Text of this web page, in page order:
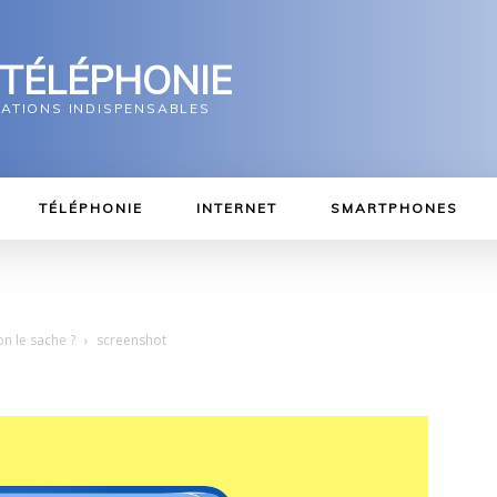
INDISPENSABLES
TÉLÉPHONIE INTERNET SMARTPHONES
le sache ? screenshot